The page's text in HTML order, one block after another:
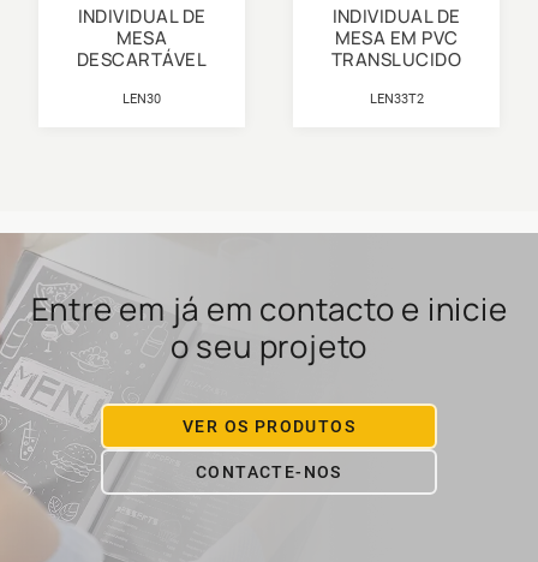
INDIVIDUAL DE
MESA
DESCARTÁVEL
LEN30
INDIVIDUAL DE
MESA EM PVC
TRANSLUCIDO
LEN33T2
Entre em já em contacto e inicie
o seu projeto
VER OS PRODUTOS
CONTACTE-NOS